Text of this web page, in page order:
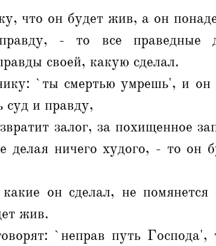
что он будет жив, а он
- то все праведные
своей, какую сделал.
`ты смертью умрешь', и он
суд и правду,
залог, за похищенное
делая ничего худого, - то он
он сделал, не помянется
жив.
`неправ путь Господа',